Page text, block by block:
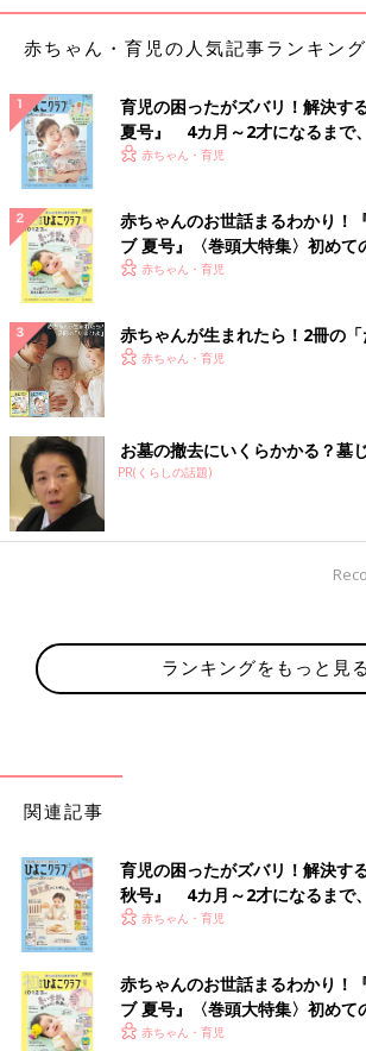
出典：Instagramアカウント「sumika.74」
sumika.さんはしまむらで「RELA.（リラ）」
GET！ゆったりとしたシルエットで、リラッ
デにもピッタリですよね。こちらの方はボー
合わせたコーデをセレクト♪
「LITTC（リトシー）」のディズニ
赤ちゃん・育児の人気記事ランキング
育児の困ったがズバリ！解決す
夏号』 4カ月～2才になるまで
いっぱい！
赤ちゃん・育児
赤ちゃんのお世話まるわかり！
ブ 夏号』〈巻頭大特集〉初めて
く！ おっぱい・ミルクの基本と
赤ちゃん・育児
赤ちゃんが生まれたら！2冊の「
赤ちゃん・育児
お墓の撤去にいくらかかる？墓
PR(くらしの話題)
ランキングをもっと見る
関連記事
育児の困ったがズバリ！解決す
秋号』 4カ月～2才になるまで
いっぱい！
赤ちゃん・育児
赤ちゃんのお世話まるわかり！
ブ 夏号』〈巻頭大特集〉初めて
く！ おっぱい・ミルクの基本と
赤ちゃん・育児